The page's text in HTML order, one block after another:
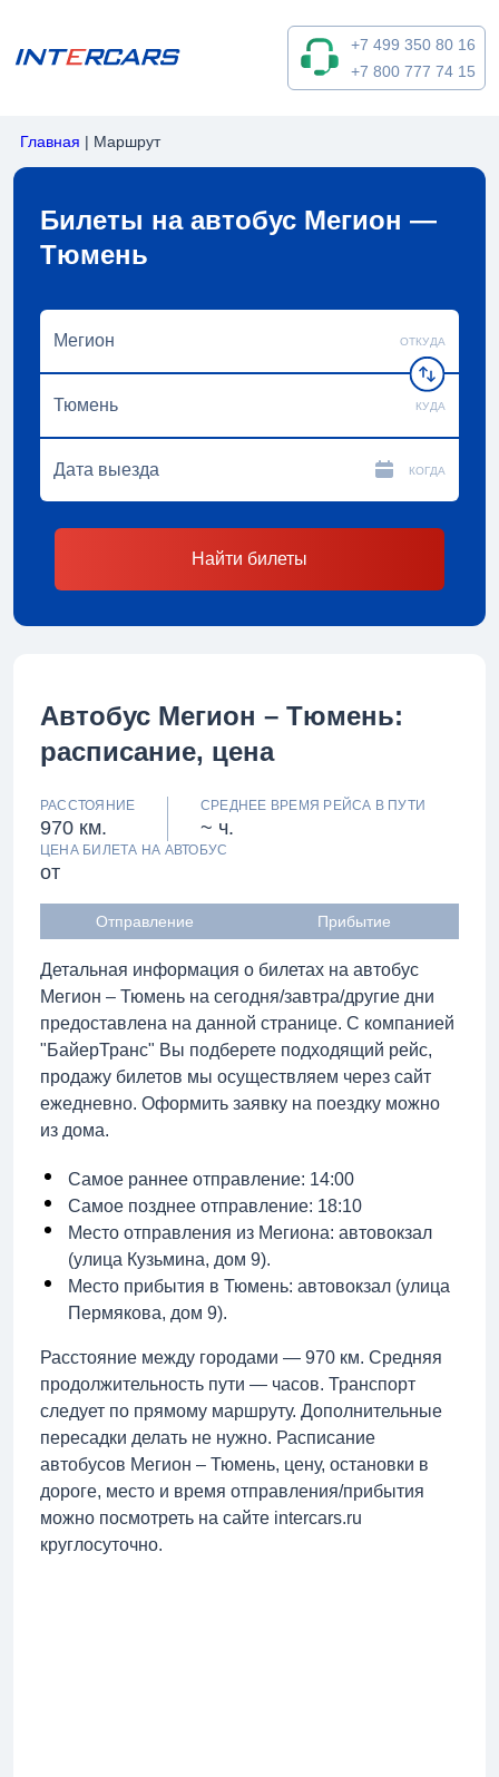
+7 499 350 80 16
+7 800 777 74 15
Главная | Маршрут
Билеты на автобус Мегион —
Тюмень
ОТКУДА
КУДА
КОГДА
Найти билеты
Автобус Мегион – Тюмень:
расписание, цена
РАССТОЯНИЕ
970 км.
СРЕДНЕЕ ВРЕМЯ РЕЙСА В ПУТИ
~ ч.
ЦЕНА БИЛЕТА НА АВТОБУС
от
Отправление Прибытие
Детальная информация о билетах на автобус
Мегион – Тюмень на сегодня/завтра/другие дни
предоставлена на данной странице. С компанией
"БайерТранс" Вы подберете подходящий рейс,
продажу билетов мы осуществляем через сайт
ежедневно. Оформить заявку на поездку можно
из дома.
Самое раннее отправление: 14:00
Самое позднее отправление: 18:10
Место отправления из Мегиона: автовокзал
(улица Кузьмина, дом 9).
Место прибытия в Тюмень: автовокзал (улица
Пермякова, дом 9).
Расстояние между городами — 970 км. Средняя
продолжительность пути — часов. Транспорт
следует по прямому маршруту. Дополнительные
пересадки делать не нужно. Расписание
автобусов Мегион – Тюмень, цену, остановки в
дороге, место и время отправления/прибытия
можно посмотреть на сайте intercars.ru
круглосуточно.